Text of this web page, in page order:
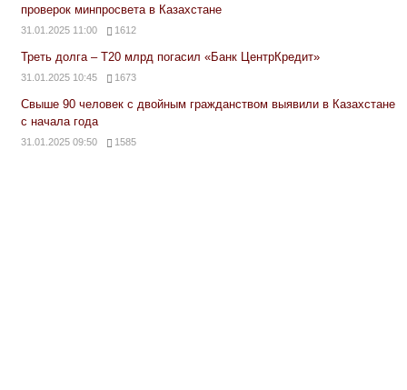
проверок минпросвета в Казахстане
31.01.2025 11:00 1612
Треть долга – Т20 млрд погасил «Банк ЦентрКредит»
31.01.2025 10:45 1673
Свыше 90 человек с двойным гражданством выявили в Казахстане
с начала года
31.01.2025 09:50 1585